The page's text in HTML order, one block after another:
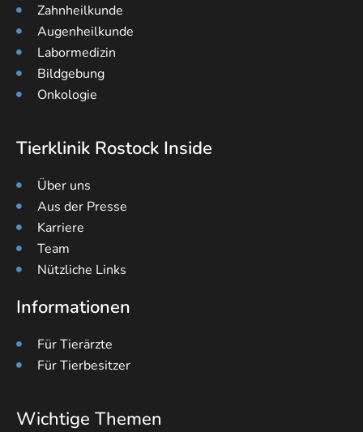
Zahnheilkunde
Augenheilkunde
Labormedizin
Bildgebung
Onkologie
Tierklinik Rostock Inside
Über uns
Aus der Presse
Karriere
Team
Nützliche Links
Informationen
Für Tierärzte
Für Tierbesitzer
Wichtige Themen